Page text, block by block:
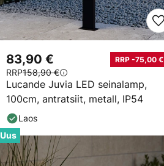
Lucande Juvia LED seinalamp,
100cm, antratsiit, metall, IP54
83,90 € RRP -75,00 €
RRP158,90 €
Laos
Uus